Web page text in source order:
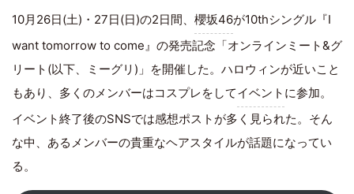
10月26日(土)・27日(日)の2日間、 櫻坂46が10thシングル『I
want tomorrow to come』の発売記念「オンラインミート&グ
リート(以下、ミーグリ)」を開催した。ハロウィンが近いこと
もあり、多くのメンバーはコスプレをしてイベント に参加。
イベント終了後のSNSでは感想ポストが多く見られた。そん
な中、あるメンバーの貴重なヘアスタイルが話題になってい
る。